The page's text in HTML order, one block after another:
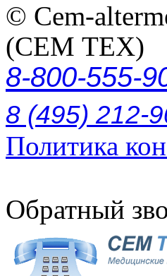
© Cem-
(СЕМ ТЕХ)
8-800-555-
8 (495) 212-
Политика
Обратный